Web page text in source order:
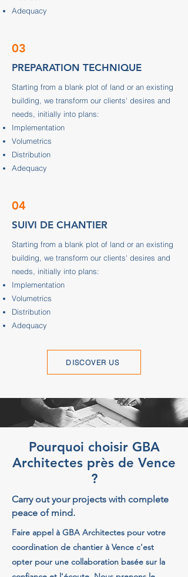
Adequacy
03
PREPARATION TECHNIQUE
Starting from a blank plot of land or an existing
building, we transform our clients' desires and
needs, initially into plans:
Implementation
Volumetrics
Distribution
Adequacy
04
SUIVI DE CHANTIER
Starting from a blank plot of land or an existing
building, we transform our clients' desires and
needs, initially into plans:
Implementation
Volumetrics
Distribution
Adequacy
DISCOVER US
Pourquoi choisir GBA
Architectes près de Vence
?
Carry out your projects with complete
peace of mind.
Faire appel à GBA Architectes pour votre
coordination de chantier à Vence c'est
opter pour une collaboration basée sur la